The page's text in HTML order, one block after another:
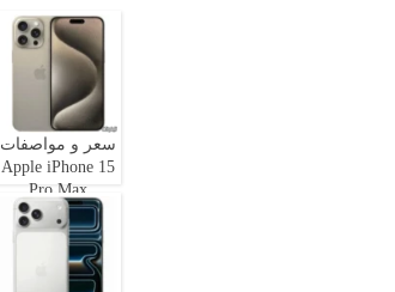
سعر و مواصفات
Apple iPhone 15
Pro Max